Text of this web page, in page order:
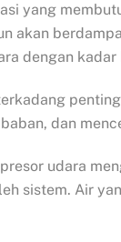
yang
akan
dengan
dan
udara
sistem. Air